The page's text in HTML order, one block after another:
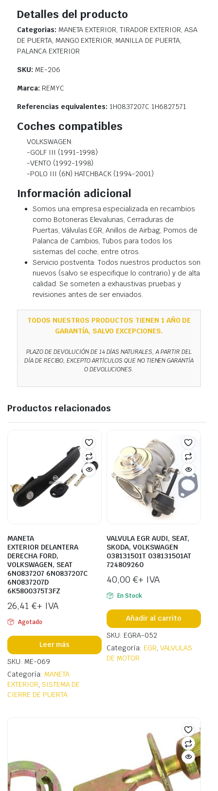
Detalles del producto
Categorias: MANETA EXTERIOR, TIRADOR EXTERIOR, ASA
DE PUERTA, MANGO EXTERIOR, MANILLA DE PUERTA,
PALANCA EXTERIOR
SKU: ME-206
Marca: REMYC
Referencias equivalentes: 1H0837207C 1H6827571
Coches compatibles
VOLKSWAGEN:
-GOLF III (1991-1998)
-VENTO (1992-1998)
-POLO III (6N) HATCHBACK (1994-2001)
Información adicional
Somos una empresa especializada en recambios
como Botoneras Elevalunas, Cerraduras de
Puertas, Válvulas EGR, Anillos de Airbag, Pomos de
Palanca de Cambios, Tubos para todos los
sistemas del coche, entre otros.
Servicio postventa: Todos nuestros productos son
nuevos (salvo se especifique lo contrario) y de alta
calidad. Se someten a exhaustivas pruebas y
revisiones antes de ser enviados.
TODOS NUESTROS PRODUCTOS TIENEN 1 AÑO DE
GARANTÍA, SALVO EXCEPCIONES.
PLAZO DE DEVOLUCIÓN DE 14 DÍAS NATURALES, A PARTIR DEL
DÍA DE RECIBO, EXCEPTO ARTÍCULOS QUE NO TIENEN GARANTÍA
O DEVOLUCIONES.
Productos relacionados
MANETA
EXTERIOR DELANTERA
DERECHA FORD,
VOLKSWAGEN, SEAT
6N0837207 6N0837207C
6N0837207D
6K5800375T3FZ
26,41 €+ IVA
Agotado
Leer más
SKU: ME-069
Categoría: MANETA
EXTERIOR, SISTEMA DE
CIERRE DE PUERTA
VALVULA EGR AUDI, SEAT,
SKODA, VOLKSWAGEN
038131501T 038131501AT
724809260
40,00 €+ IVA
En Stock
Añadir al carrito
SKU: EGRA-052
Categoría: EGR, VALVULAS
DE MOTOR